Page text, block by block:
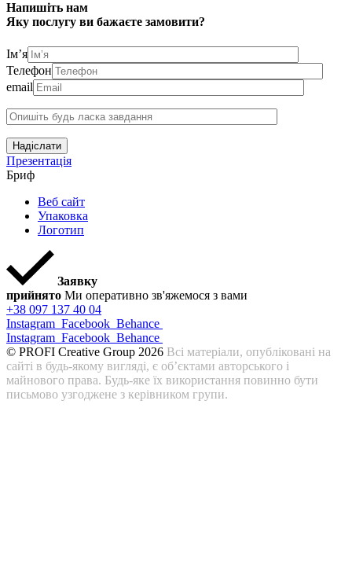
Напишіть нам
Яку послугу ви бажаєте замовити?
Ім’я
Телефон
email
Надіслати
Презентація
Бриф
Веб сайт
Упаковка
Логотип
Заявку
прийнято Ми оперативно зв'яжемося з вами
+38 097 137 40 04
Instagram Facebook Behance
Instagram Facebook Behance
© PROFI Creative Group 2026 Всі матеріали, опубліковані на
сайті в будь-якому вигляді, є об’єктами авторського і
майнового права. Будь-яке їх використання повинно бути
письмово узгоджене з керівником групи.